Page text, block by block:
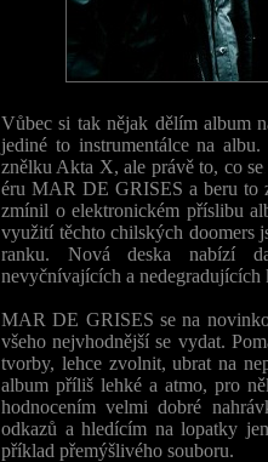
Vůbec si tak nějak dělím album
jediné to instrumentálce na
znělku Akta X, ale právě to, co
éru MAR DE GRISES a beru to
zmínil o elektronickém příslibu
využití těchto chilských doomers
ranku. Nová deska nabízí
nevyčnívajících a nedegradujících
MAR DE GRISES se na
všeho nejvhodnější se vydat.
tvorby, lehce zvolnit, ubrat na
album příliš lehké a atmo, pro
hodnocením velmi dobré
odkazů a hledícím na lopatky
příklad přemýšlivého souboru.